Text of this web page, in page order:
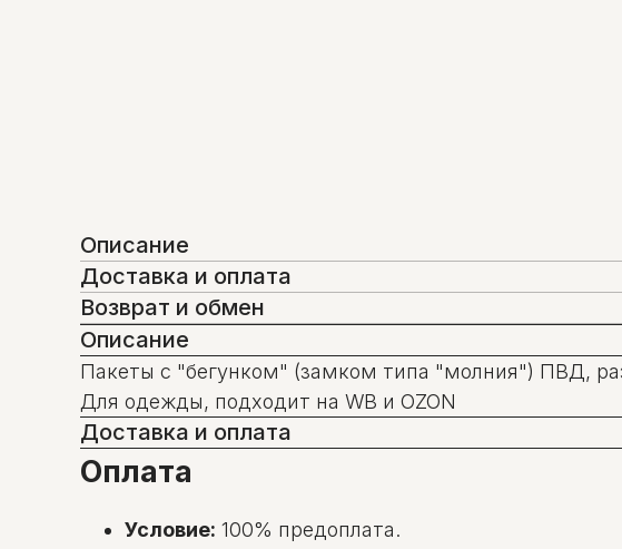
Описание
Доставка и оплата
Возврат и обмен
Описание
Пакеты с "бегунком" (замком типа "молния") ПВД,
Для одежды, подходит на WB и OZON
Доставка и оплата
Оплата
Условие: 100% предоплата.